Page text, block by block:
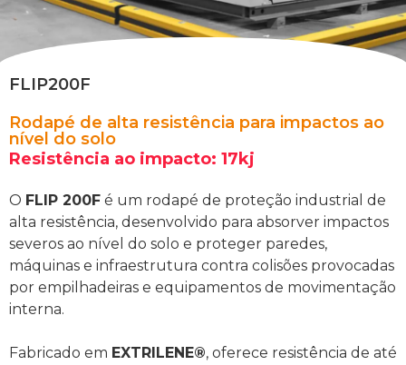
FLIP200F
Rodapé de alta resistência para impactos ao
nível do solo
Resistência ao impacto: 17kj
O FLIP 200F é um rodapé de proteção industrial de
alta resistência, desenvolvido para absorver impactos
severos ao nível do solo e proteger paredes,
máquinas e infraestrutura contra colisões provocadas
por empilhadeiras e equipamentos de movimentação
interna.
Fabricado em EXTRILENE®, oferece resistência de até